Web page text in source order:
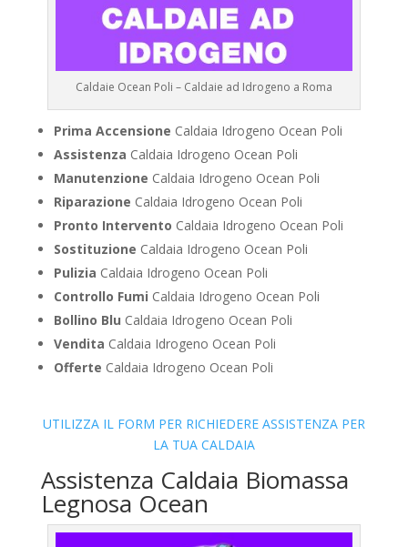
Caldaie Ocean Poli – Caldaie ad Idrogeno a Roma
Prima Accensione Caldaia Idrogeno Ocean Poli
Assistenza Caldaia Idrogeno Ocean Poli
Manutenzione Caldaia Idrogeno Ocean Poli
Riparazione Caldaia Idrogeno Ocean Poli
Pronto Intervento Caldaia Idrogeno Ocean Poli
Sostituzione Caldaia Idrogeno Ocean Poli
Pulizia Caldaia Idrogeno Ocean Poli
Controllo Fumi Caldaia Idrogeno Ocean Poli
Bollino Blu Caldaia Idrogeno Ocean Poli
Vendita Caldaia Idrogeno Ocean Poli
Offerte Caldaia Idrogeno Ocean Poli
UTILIZZA IL FORM PER RICHIEDERE ASSISTENZA PER
LA TUA CALDAIA
Assistenza Caldaia Biomassa
Legnosa Ocean